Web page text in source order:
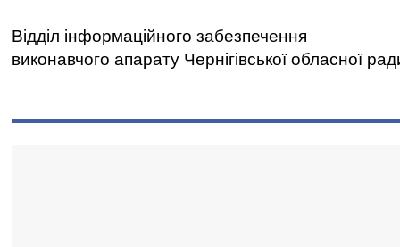
Відділ інформаційного забезпечення
виконавчого апарату Чернігівської обласної